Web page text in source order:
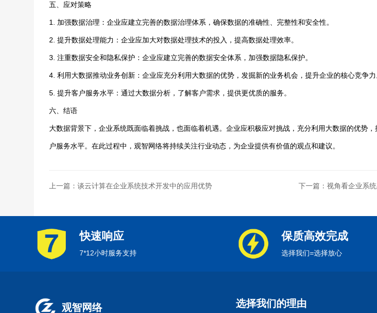
五、应对策略
1. 加强数据治理：企业应建立完善的数据治理体系，确保数据的准确性、完整性和安全性。
2. 提升数据处理能力：企业应加大对数据处理技术的投入，提高数据处理效率。
3. 注重数据安全和隐私保护：企业应建立完善的数据安全体系，加强数据隐私保护。
4. 利用大数据推动业务创新：企业应充分利用大数据的优势，发掘新的业务机会，提升企业的核心竞争力
5. 提升客户服务水平：通过大数据分析，了解客户需求，提供更优质的服务。
六、结语
大数据背景下，企业系统既面临着挑战，也面临着机遇。企业应积极应对挑战，充分利用大数据的优势
户服务水平。在此过程中，观智网络将持续关注行业动态，为企业提供有价值的观点和建议。
上一篇：谈云计算在企业系统技术开发中的应用优势 下一篇：视角看企业系
快速响应
7*12小时服务支持
保质高效完成
选择我们=选择放心
观智网络 选择我们的理由